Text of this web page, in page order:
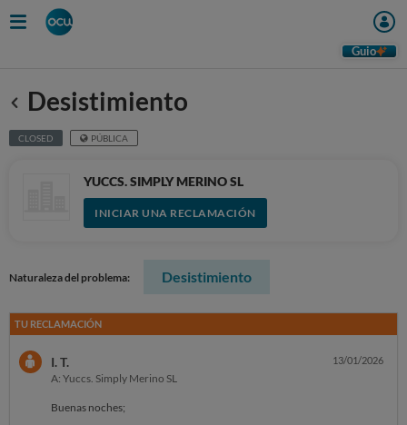
Guio
Anterior
Desistimiento
CLOSED PÚBLICA
YUCCS. SIMPLY MERINO SL
INICIAR UNA RECLAMACIÓN
Naturaleza del problema: Desistimiento
TU RECLAMACIÓN
I. T.
A: Yuccs. Simply Merino SL
13/01/2026
Buenas noches;